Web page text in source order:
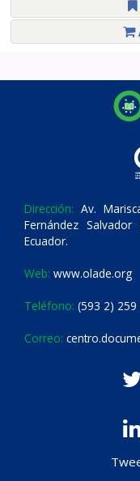
Dirección: Av.
Fernández
Ecuador.
Web: www.olade.org
Teléfono: (593 2)
Correo: